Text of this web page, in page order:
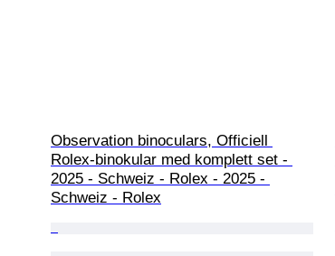
Observation binoculars, Officiell
Rolex-binokular med komplett set -
2025 - Schweiz - Rolex - 2025 -
Schweiz - Rolex